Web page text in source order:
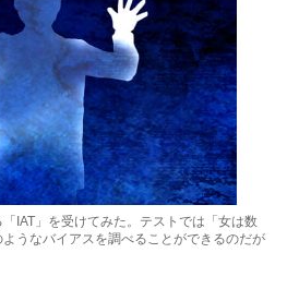
「IAT」を受けてみた。テストでは「女は数
うなバイアスを調べることができるのだが